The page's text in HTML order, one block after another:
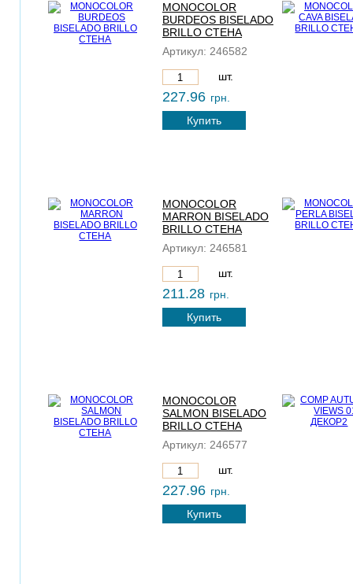
MONOCOLOR
BURDEOS BISELADO
BRILLO СТЕНА
Артикул: 246582
шт.
227.96 грн.
Купить
MONOCOLOR
MARRON BISELADO
BRILLO СТЕНА
Артикул: 246581
шт.
211.28 грн.
Купить
MONOCOLOR
SALMON BISELADO
BRILLO СТЕНА
Артикул: 246577
шт.
227.96 грн.
Купить